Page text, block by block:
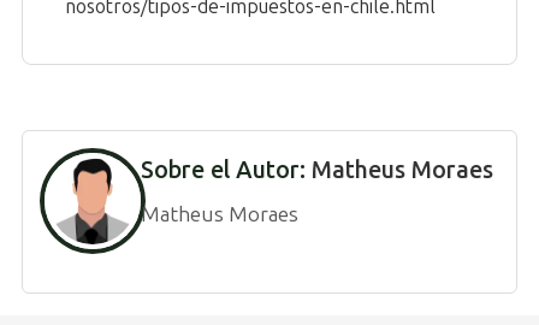
nosotros/tipos-de-impuestos-en-chile.html
Sobre el Autor: Matheus Moraes
Matheus Moraes